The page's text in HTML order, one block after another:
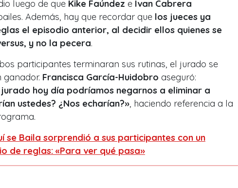
luego de que Kike Faúndez e Ivan Cabrera
Además, hay que recordar que los jueces ya
el episodio anterior, al decidir ellos quienes se
y no la pecera.
participantes terminaran sus rutinas, el jurado se
ganador. Francisca García-Huidobro aseguró:
hoy día podríamos negarnos a eliminar a
ustedes? ¿Nos echarían?», haciendo referencia a la
se Baila sorprendió a sus participantes con un
de reglas: «Para ver qué pasa»